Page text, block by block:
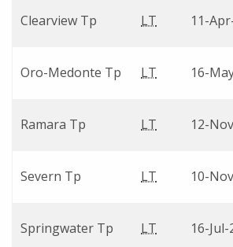
Clearview Tp LT 11-
Oro-Medonte Tp LT 16-
Ramara Tp LT 12-
Severn Tp LT 10-
Springwater Tp LT 16-Jul-